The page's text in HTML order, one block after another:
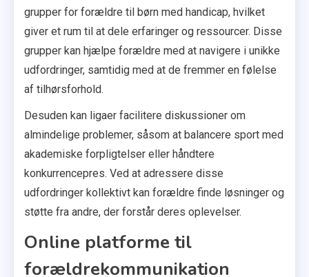
grupper for forældre til børn med handicap, hvilket
giver et rum til at dele erfaringer og ressourcer. Disse
grupper kan hjælpe forældre med at navigere i unikke
udfordringer, samtidig med at de fremmer en følelse
af tilhørsforhold.
Desuden kan ligaer facilitere diskussioner om
almindelige problemer, såsom at balancere sport med
akademiske forpligtelser eller håndtere
konkurrencepres. Ved at adressere disse
udfordringer kollektivt kan forældre finde løsninger og
støtte fra andre, der forstår deres oplevelser.
Online platforme til
forældrekommunikation